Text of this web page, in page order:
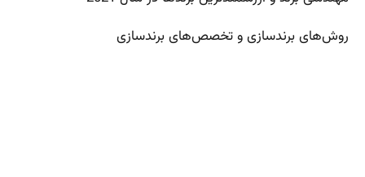
روش‌های برندسازی وتخصص‌های برندسازی